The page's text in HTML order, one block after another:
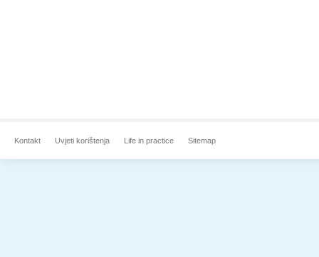
Kontakt Uvjeti korištenja Life in practice Sitemap